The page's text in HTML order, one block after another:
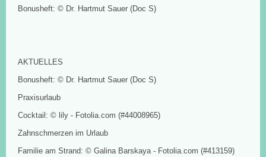
Bonusheft: © Dr. Hartmut Sauer (Doc S)
AKTUELLES
Bonusheft: © Dr. Hartmut Sauer (Doc S)
Praxisurlaub
Cocktail: © lily - Fotolia.com (#44008965)
Zahnschmerzen im Urlaub
Familie am Strand: © Galina Barskaya - Fotolia.com (#413159)